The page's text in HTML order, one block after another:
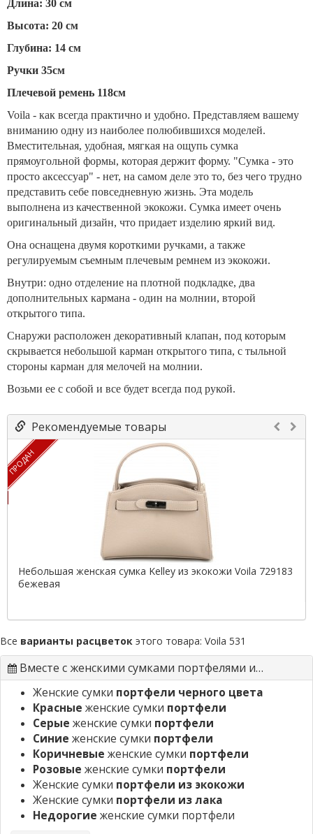
Длина: 30 см
Высота: 20 см
Глубина: 14 см
Ручки 35см
Плечевой ремень 118см
Voila - как всегда практично и удобно. Представляем вашему
вниманию одну из наиболее полюбившихся моделей.
Вместительная, удобная, мягкая на ощупь сумка
прямоугольной формы, которая держит форму. "Сумка - это
просто аксессуар" - нет, на самом деле это то, без чего трудно
представить себе повседневную жизнь. Эта модель
выполнена из качественной экокожи. Сумка имеет очень
оригинальный дизайн, что придает изделию яркий вид.
Она оснащена двумя короткими ручками, а также
регулируемым съемным плечевым ремнем из экокожи.
Внутри: одно отделение на плотной подкладке, два
дополнительных кармана - один на молнии, второй
открытого типа.
Снаружи расположен декоративный клапан, под которым
скрывается небольшой карман открытого типа, с тыльной
стороны карман для мелочей на молнии.
Возьми ее с собой и все будет всегда под рукой.
Рекомендуемые товары
ПРОДАН
Небольшая женская сумка Kelley из экокожи Voila 729183
бежевая
Все варианты расцветок этого товара: Voila 531
Вместе с женскими сумками портфелями ищут
Женские сумки портфели черного цвета
Красные женские сумки портфели
Серые женские сумки портфели
Синие женские сумки портфели
Коричневые женские сумки портфели
Розовые женские сумки портфели
Женские сумки портфели из экокожи
Женские сумки портфели из лака
Недорогие женские сумки портфели